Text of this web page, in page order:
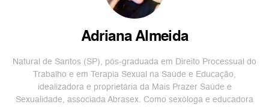
Adriana Almeida
Natural de Santos (SP), pós-graduada em Direito Processual do
Trabalho e em Terapia Sexual na Saúde e Educação,
idealizadora e proprietária da Mais Prazer Saúde e
Sexualidade, associada Abrasex. Como sexóloga e educadora